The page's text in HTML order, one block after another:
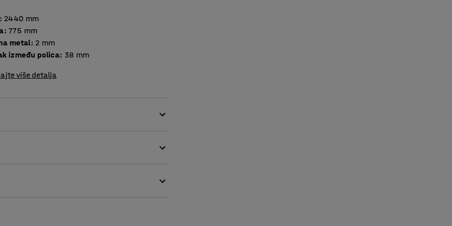
: 2440 mm
: 775 mm
Debljina metal: 2 mm
između polica: 38 mm
više detalja
Koristite gumeni čekić za lakše